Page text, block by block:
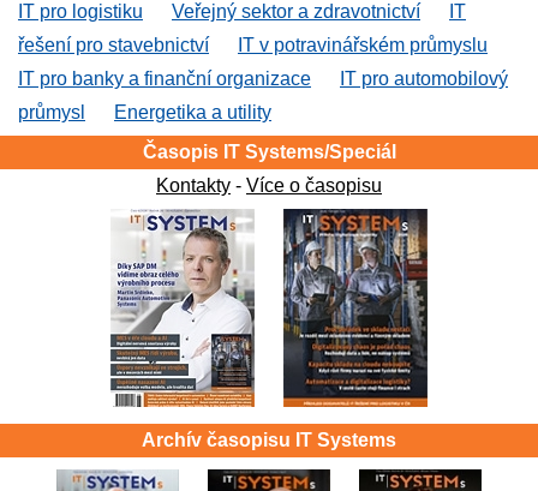
IT pro logistiku
Veřejný sektor a zdravotnictví
IT
řešení pro stavebnictví
IT v potravinářském průmyslu
IT pro banky a finanční organizace
IT pro automobilový
průmysl
Energetika a utility
Časopis IT Systems/Speciál
Kontakty - Více o časopisu
Archív časopisu IT Systems